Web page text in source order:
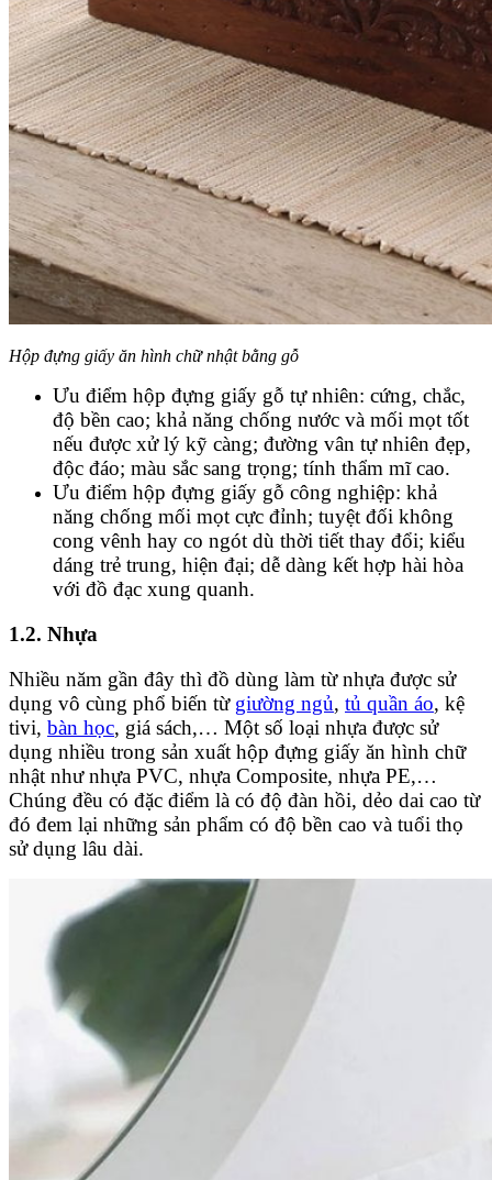
Hộp đựng giấy ăn hình chữ nhật bằng gỗ
Ưu điểm hộp đựng giấy gỗ tự nhiên: cứng, chắc,
độ bền cao; khả năng chống nước và mối mọt tốt
nếu được xử lý kỹ càng; đường vân tự nhiên đẹp,
độc đáo; màu sắc sang trọng; tính thẩm mĩ cao.
Ưu điểm hộp đựng giấy gỗ công nghiệp: khả
năng chống mối mọt cực đỉnh; tuyệt đối không
cong vênh hay co ngót dù thời tiết thay đổi; kiểu
dáng trẻ trung, hiện đại; dễ dàng kết hợp hài hòa
với đồ đạc xung quanh.
1.2. Nhựa
Nhiều năm gần đây thì đồ dùng làm từ nhựa được sử
dụng vô cùng phổ biến từ giường ngủ, tủ quần áo, kệ
tivi, bàn học, giá sách,… Một số loại nhựa được sử
dụng nhiều trong sản xuất hộp đựng giấy ăn hình chữ
nhật như nhựa PVC, nhựa Composite, nhựa PE,…
Chúng đều có đặc điểm là có độ đàn hồi, dẻo dai cao từ
đó đem lại những sản phẩm có độ bền cao và tuổi thọ
sử dụng lâu dài.